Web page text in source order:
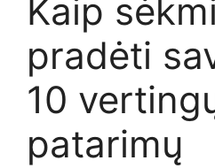
Kaip
pradėti
10
patarimų